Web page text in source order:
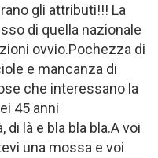
gli attributi!!! La
di quella nazionale
ovvio.Pochezza di
e mancanza di
che interessano la
45 anni
là e bla bla bla.A voi
una mossa e voi